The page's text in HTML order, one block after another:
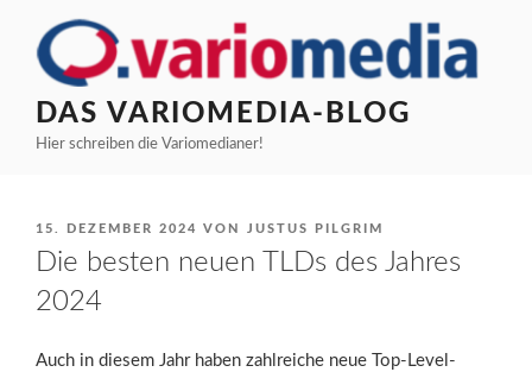
Inhalt
springen
DAS VARIOMEDIA-BLOG
Hier schreiben die Variomedianer!
VERÖFFENTLICHT
AM
15. DEZEMBER 2024 VON JUSTUS PILGRIM
Die besten neuen TLDs des Jahres
2024
Auch in diesem Jahr haben zahlreiche neue Top-Level-